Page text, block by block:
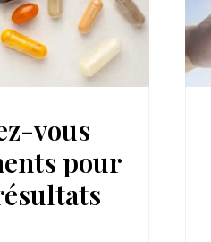
vous
pour